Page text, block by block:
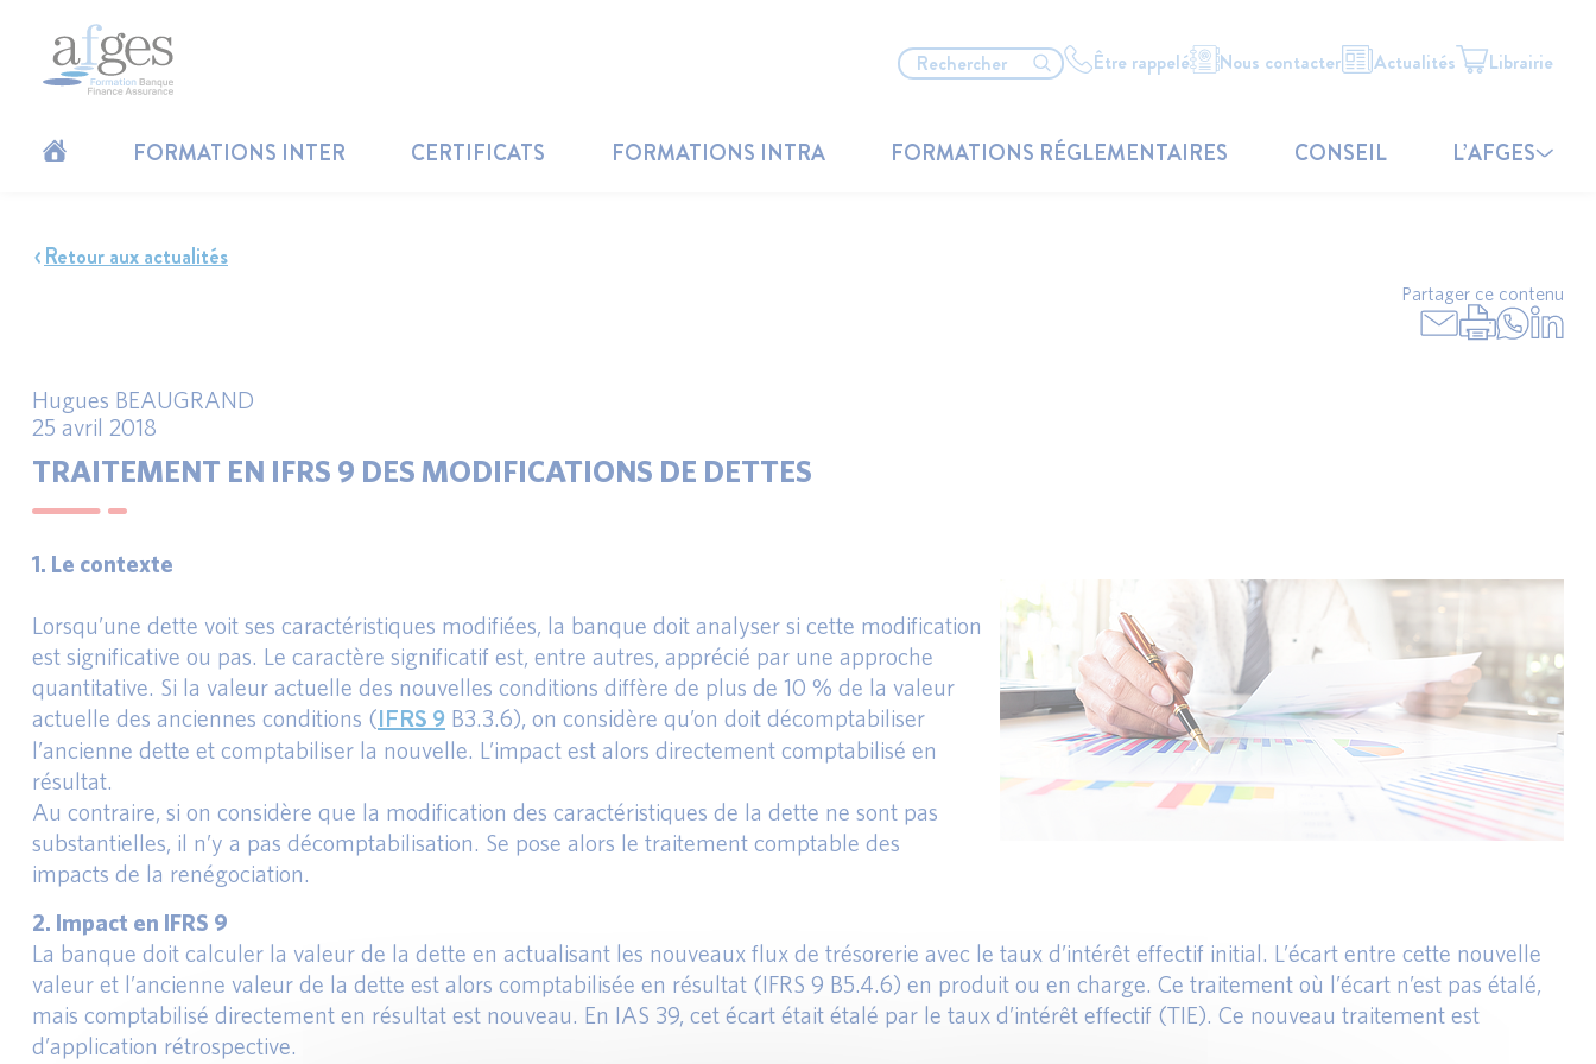
Être rappelé Nous contacter Actualités Librairie
FORMATIONS INTER CERTIFICATS FORMATIONS INTRA FORMATIONS RÉGLEMENTAIRES CONSEIL L’AFGES
Retour aux actualités
Partager ce contenu
Hugues BEAUGRAND
25 avril 2018
TRAITEMENT EN IFRS 9 DES MODIFICATIONS DE DETTES
1. Le contexte
Lorsqu’une dette voit ses caractéristiques modifiées, la banque doit analyser si cette modification
est significative ou pas. Le caractère significatif est, entre autres, apprécié par une approche
quantitative. Si la valeur actuelle des nouvelles conditions diffère de plus de 10 % de la valeur
actuelle des anciennes conditions (IFRS 9 B3.3.6), on considère qu’on doit décomptabiliser
l’ancienne dette et comptabiliser la nouvelle. L’impact est alors directement comptabilisé en
résultat.
Au contraire, si on considère que la modification des caractéristiques de la dette ne sont pas
substantielles, il n’y a pas décomptabilisation. Se pose alors le traitement comptable des
impacts de la renégociation.
2. Impact en IFRS 9
La banque doit calculer la valeur de la dette en actualisant les nouveaux flux de trésorerie avec le taux d’intérêt effectif initial. L’écart entre cette nouvelle
valeur et l’ancienne valeur de la dette est alors comptabilisée en résultat (IFRS 9 B5.4.6) en produit ou en charge. Ce traitement où l’écart n’est pas étalé,
mais comptabilisé directement en résultat est nouveau. En IAS 39, cet écart était étalé par le taux d’intérêt effectif (TIE). Ce nouveau traitement est
d’application rétrospective.